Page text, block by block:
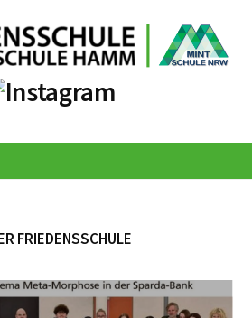
FRIEDENSSCHULE